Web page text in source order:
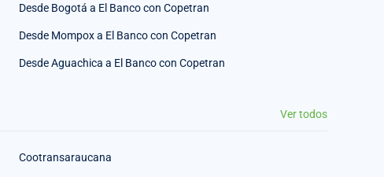
Desde Bogotá a El Banco con Copetran
Desde Mompox a El Banco con Copetran
Desde Aguachica a El Banco con Copetran
Ver todos
Cootransaraucana